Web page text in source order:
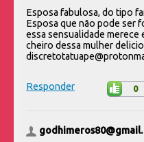
Esposa fabulosa, do tipo
Esposa que não pode ser
essa sensualidade merece
cheiro dessa mulher
Responder 0